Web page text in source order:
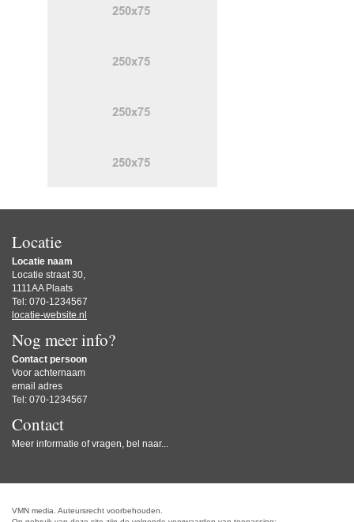
Locatie
Locatie naam
Locatie straat 30,
1111AA Plaats
Tel: 070-1234567
locatie-website.nl
Nog meer info?
Contact persoon
Voor achternaam
email adres
Tel: 070-1234567
Contact
Meer informatie of vragen, bel naar...
VMN media. Auteursrecht voorbehouden.